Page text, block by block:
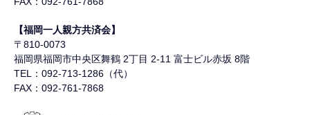
【福岡一人親方共済会】
〒810-0073
福岡県福岡市中央区舞鶴 2丁目 2-11 富士ビル赤坂 8階
TEL：092-713-1286（代）
FAX：092-761-7868